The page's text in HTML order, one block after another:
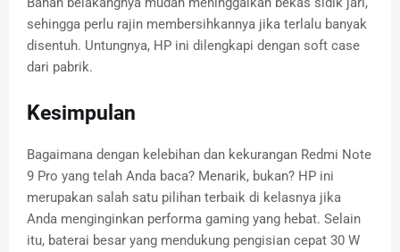
sehingga perlu rajin membersihkannya jika terlalu banyak
disentuh. Untungnya, HP ini dilengkapi dengan soft case
dari pabrik.
Kesimpulan
Bagaimana dengan kelebihan dan kekurangan Redmi Note
9 Pro yang telah Anda baca? Menarik, bukan? HP ini
merupakan salah satu pilihan terbaik di kelasnya jika
Anda menginginkan performa gaming yang hebat. Selain
itu, baterai besar yang mendukung pengisian cepat 30 W